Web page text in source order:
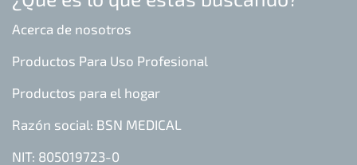
Acerca de nosotros
Productos Para Uso Profesional
Productos para el hogar
Razón social: BSN MEDICAL
NIT: 805019723-0